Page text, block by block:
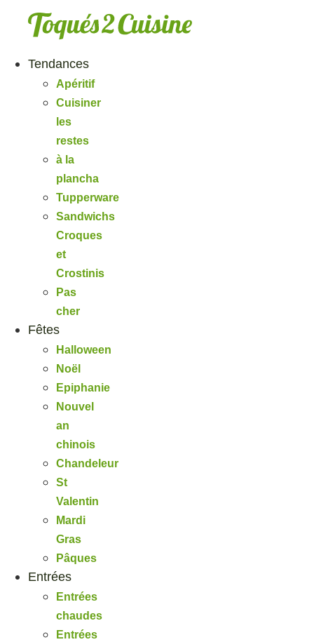
Tendances
Apéritif
Cuisiner
les
restes
à la
plancha
Tupperware
Sandwichs
Croques
et
Crostinis
Pas
cher
Fêtes
Halloween
Noël
Epiphanie
Nouvel
an
chinois
Chandeleur
St
Valentin
Mardi
Gras
Pâques
Entrées
Entrées
chaudes
Entrées